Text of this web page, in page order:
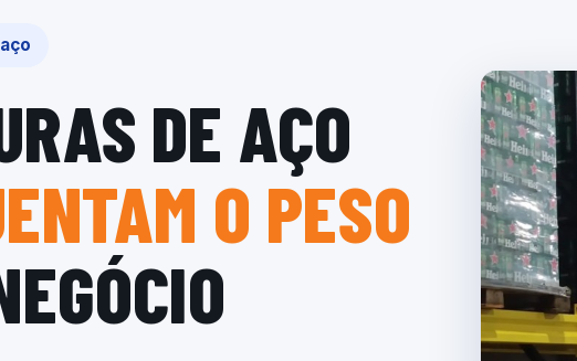
DE AÇO
O PESO